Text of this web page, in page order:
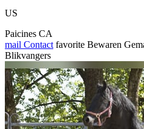
US
Paicines CA
mail Contact favorite Bewaren
Blikvangers